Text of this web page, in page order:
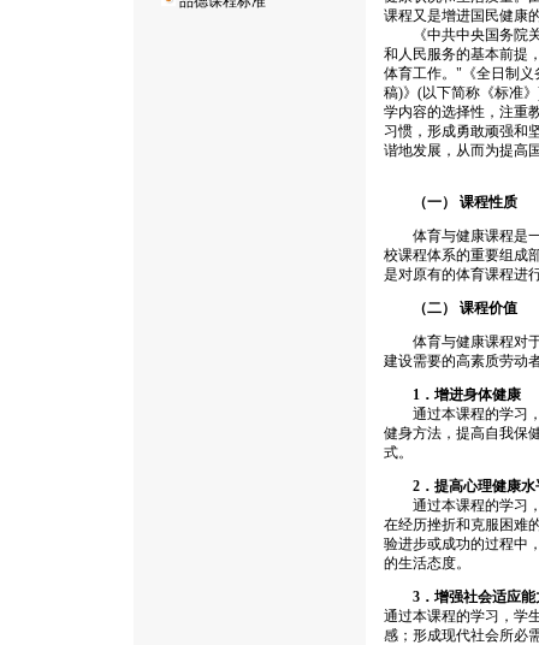
课程又是增进国民健康
《中共中央国务院关
和人民服务的基本前提
体育工作。"《全日制义
稿)》(以下简称《标准
学内容的选择性，注重
习惯，形成勇敢顽强和
谐地发展，从而为提高
（一） 课程性质
体育与健康课程是一
校课程体系的重要组成
是对原有的体育课程进
（二） 课程价值
体育与健康课程对于
建设需要的高素质劳
1．增进身体健康
通过本课程的学习，
健身方法，提高自我保
式。
2．提高心理健康水
通过本课程的学习，
在经历挫折和克服困难
验进步或成功的过程中
的生活态度。
3．增强社会适应能
通过本课程的学习，学
感；形成现代社会所必